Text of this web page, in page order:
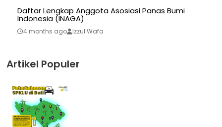
Daftar Lengkap Anggota Asosiasi Panas Bumi
Indonesia (INAGA)
4 months ago Izzul Wafa
Artikel Populer